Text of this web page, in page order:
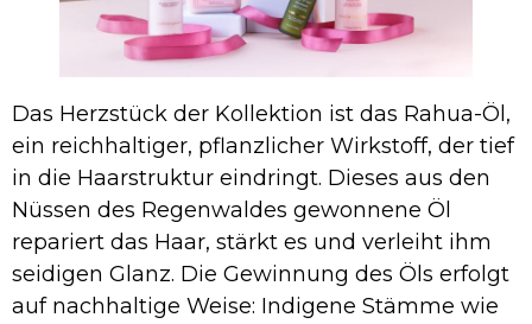
Das Herzstück der Kollektion ist das Rahua-Öl,
ein reichhaltiger, pflanzlicher Wirkstoff, der tief
in die Haarstruktur eindringt. Dieses aus den
Nüssen des Regenwaldes gewonnene Öl
repariert das Haar, stärkt es und verleiht ihm
seidigen Glanz. Die Gewinnung des Öls erfolgt
auf nachhaltige Weise: Indigene Stämme wie